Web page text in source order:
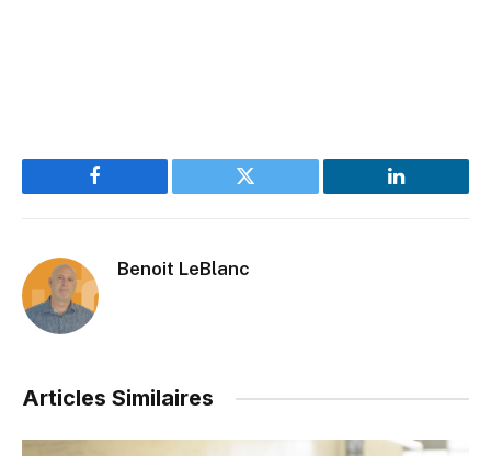
Facebook Twitter LinkedIn
Benoit LeBlanc
Articles Similaires